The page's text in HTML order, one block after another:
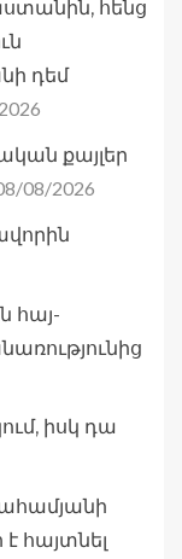
հենց
դեմ
քայլեր
08/2026
հայ-
իսկ դա
հայտնել